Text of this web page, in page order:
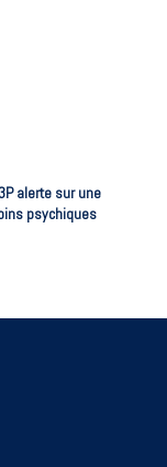
alerte sur une
psychiques